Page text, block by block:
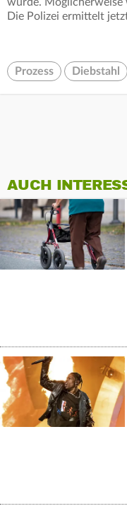
Die Polizei ermittelt
Prozess Diebstahl
AUCH